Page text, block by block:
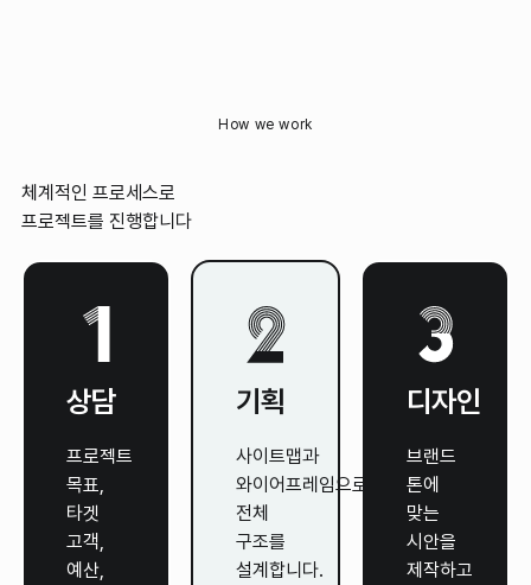
How we work
체계적인 프로세스로
프로젝트를 진행합니다
상담
프로젝트
목표,
타겟
고객,
예산,
기획
사이트맵과
와이어프레임으로
전체
구조를
설계합니다.
디자인
브랜드
톤에
맞는
시안을
제작하고